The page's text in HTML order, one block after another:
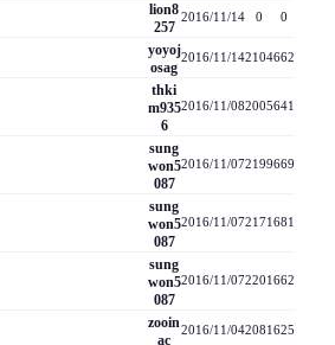
lion8
257
2016/11/14 0 0
yoyoj
osag
2016/11/142104662
thki
m935
6
2016/11/082005641
sung
won5
087
2016/11/072199669
sung
won5
087
2016/11/072171 681
sung
won5
087
2016/11/072201 662
zooin
ac
2016/11/042081 625